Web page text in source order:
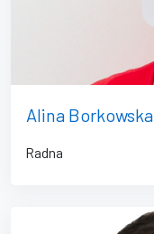
Alina Borkowska
Radna